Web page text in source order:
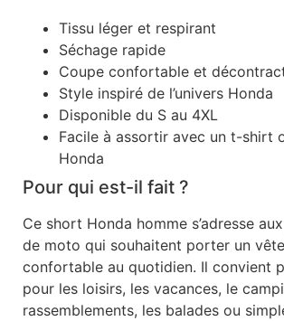
Tissu léger et respirant
Séchage rapide
Coupe confortable et
Style inspiré de l’univers Honda
Disponible du S au 4XL
Facile à assortir avec un t-shirt
Honda
Pour qui est-il fait ?
Ce short Honda homme s’adresse
de moto qui souhaitent porter un
confortable au quotidien. Il convient
pour les loisirs, les vacances, le
rassemblements, les balades ou